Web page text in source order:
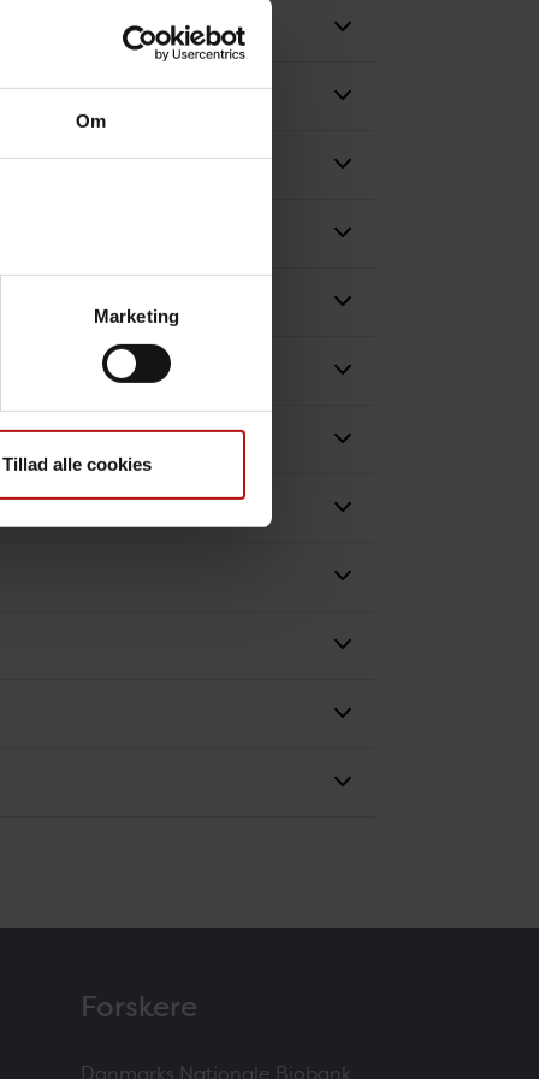
Om
Marketing
Tillad alle cookies
Forskere
Danmarks Nationale Biobank